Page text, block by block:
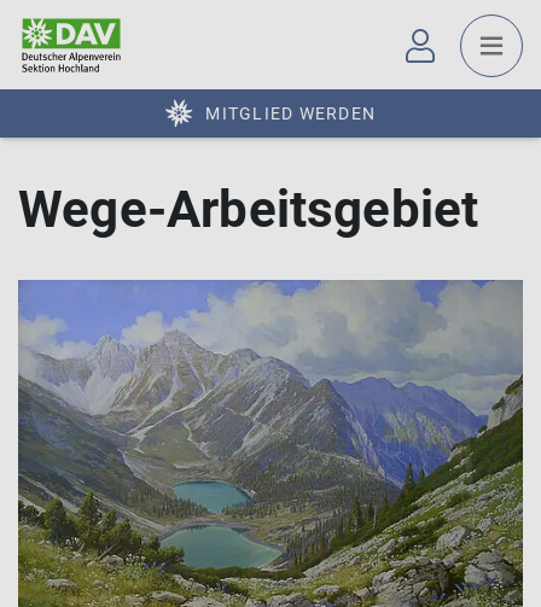
MITGLIED WERDEN
Wege-Arbeitsgebiet